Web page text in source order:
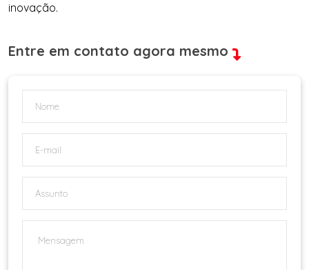
inovação.
Entre em contato agora mesmo